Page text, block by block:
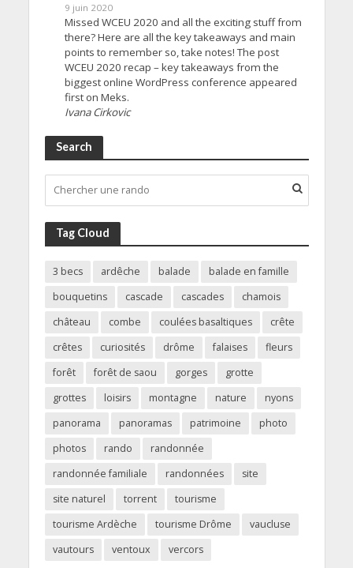
9 juin 2020
Missed WCEU 2020 and all the exciting stuff from
there? Here are all the key takeaways and main
points to remember so, take notes! The post
WCEU 2020 recap – key takeaways from the
biggest online WordPress conference appeared
first on Meks.
Ivana Cirkovic
Search
Tag Cloud
3 becs ardêche balade
balade en famille
bouquetins
cascade cascades
chamois
château
combe coulées basaltiques
crête
crêtes
curiosités drôme falaises
fleurs
forêt
forêt de saou gorges
grotte
grottes
loisirs montagne nature
nyons
panorama
panoramas patrimoine
photo
photos
rando
randonnée
randonnée familiale
randonnées
site
site naturel
torrent
tourisme
tourisme Ardèche
tourisme Drôme
vaucluse
vautours
ventoux vercors